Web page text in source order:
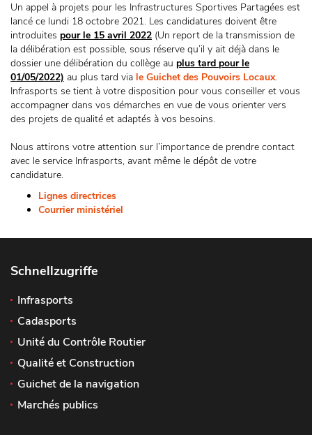
Un appel à projets pour les Infrastructures Sportives Partagées est
lancé ce lundi 18 octobre 2021. Les candidatures doivent être
introduites pour le 15 avril 2022 (Un report de la transmission de
la délibération est possible, sous réserve qu’il y ait déjà dans le
dossier une délibération du collège au plus tard pour le
01/05/2022) au plus tard via le Guichet des Pouvoirs Locaux.
Infrasports se tient à votre disposition pour vous conseiller et vous
accompagner dans vos démarches en vue de vous orienter vers
des projets de qualité et adaptés à vos besoins.
Nous attirons votre attention sur l’importance de prendre contact
avec le service Infrasports, avant même le dépôt de votre
candidature.
Lignes directrices
Courrier ministériel
Schnellzugriffe
Infrasports
Cadasports
Unité du Contrôle Routier
Qualité et Construction
Guichet de la navigation
Marchés publics